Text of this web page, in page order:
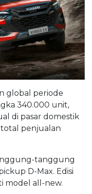
global periode
340.000 unit,
di pasar domestik
total penjualan
tanggung
D-Max. Edisi
model all-new.